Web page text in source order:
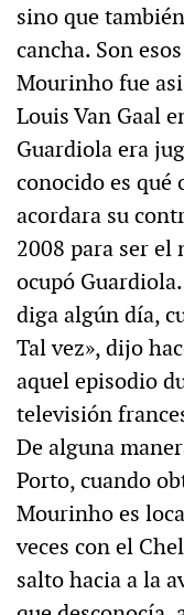
sino que
cancha. Son
Mourinho fue
Louis Van Gaal
Guardiola era
conocido es
acordara su
2008 para ser el
ocupó
diga algún día,
Tal vez», dijo
aquel episodio
televisión
De alguna
Porto, cuando
Mourinho es
veces con el
salto hacia a la